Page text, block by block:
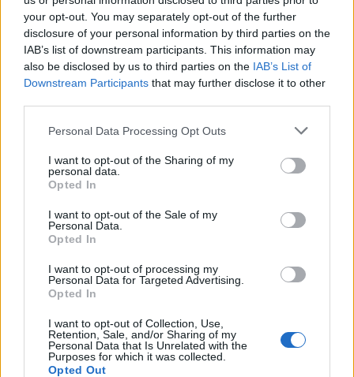
your opt-out. You may separately opt-out of the further
disclosure of your personal information by third parties on the
IAB’s list of downstream participants. This information may
also be disclosed by us to third parties on the IAB’s List of
Downstream Participants that may further disclose it to other
Personal Data Processing Opt Outs
I want to opt-out of the Sharing of my
personal data.
Opted In
I want to opt-out of the Sale of my
Personal Data.
Opted In
I want to opt-out of processing my
Personal Data for Targeted Advertising.
Opted In
I want to opt-out of Collection, Use,
Retention, Sale, and/or Sharing of my
Personal Data that Is Unrelated with the
Purposes for which it was collected.
Opted Out
💶 Quanto Custou? | Fogo de artifício (de 11
minutos) da Feira das Colheitas custa €20.550
7/08/2026